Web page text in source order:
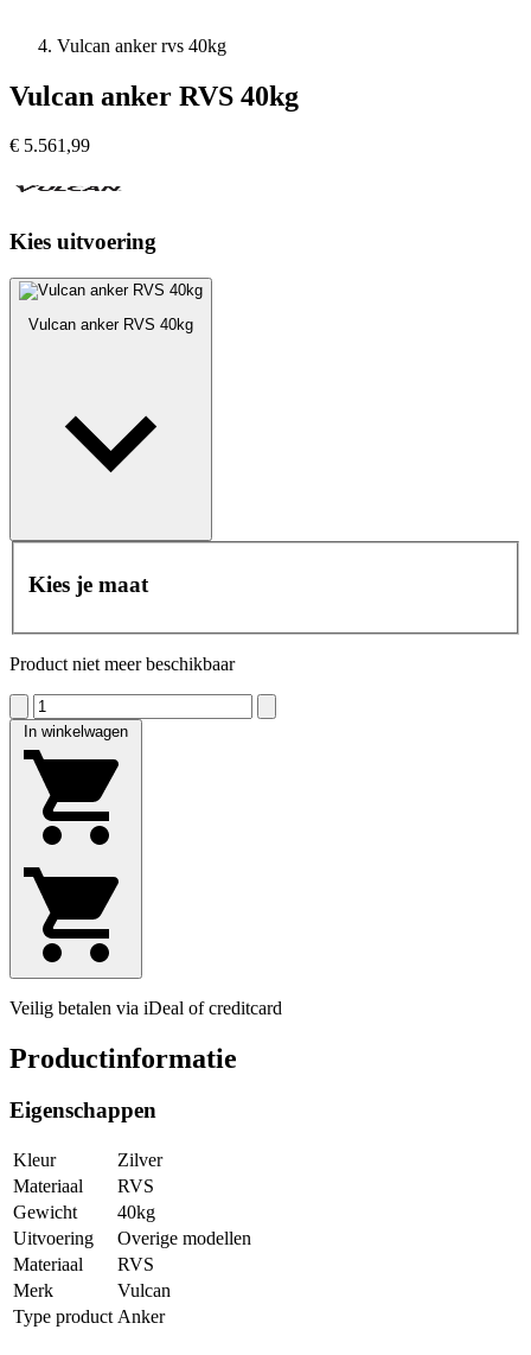
Vulcan anker rvs 40kg
Vulcan anker RVS 40kg
€ 5.561,99
Kies uitvoering
Vulcan anker RVS 40kg
Kies je maat
Product niet meer beschikbaar
In winkelwagen
Veilig betalen via iDeal of creditcard
Productinformatie
Eigenschappen
Kleur
Zilver
Materiaal
RVS
Gewicht
40kg
Uitvoering
Overige modellen
Materiaal
RVS
Merk
Vulcan
Type product Anker